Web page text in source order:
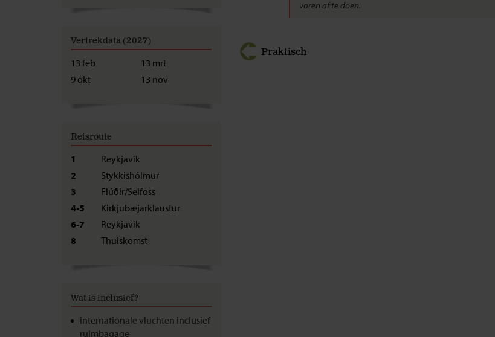
Vertrekdata (2027)
13 feb
13 mrt
9 okt
13 nov
Reisroute
1
Reykjavik
2
Stykkishólmur
3
Flúðir/Selfoss
4-5
Kirkjubæjarklaustur
6-7
Reykjavik
8
Thuiskomst
Wat is inclusief?
internationale vluchten inclusief
ruimbagage
voren af te doen.
Praktisch